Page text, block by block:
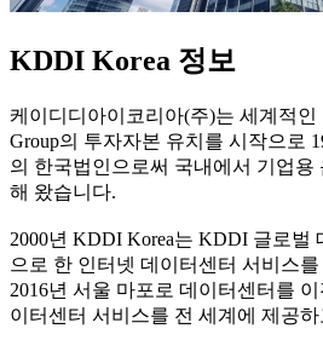
KDDI Korea 정보
케이디디아이코리아(주)는 세계적
Group의 투자자본 유치를 시작으로
의 한국법인으로써 국내에서 기업용
해 왔습니다.
2000년 KDDI Korea는 KDDI 글로벌
으로 한 인터넷 데이터센터 서비스
2016년 서울 마포로 데이터센터를
이터센터 서비스를 전 세계에 제공